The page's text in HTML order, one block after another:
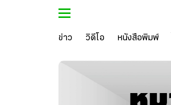
ข่าว วิดีโอ หนังสือพิมพ์